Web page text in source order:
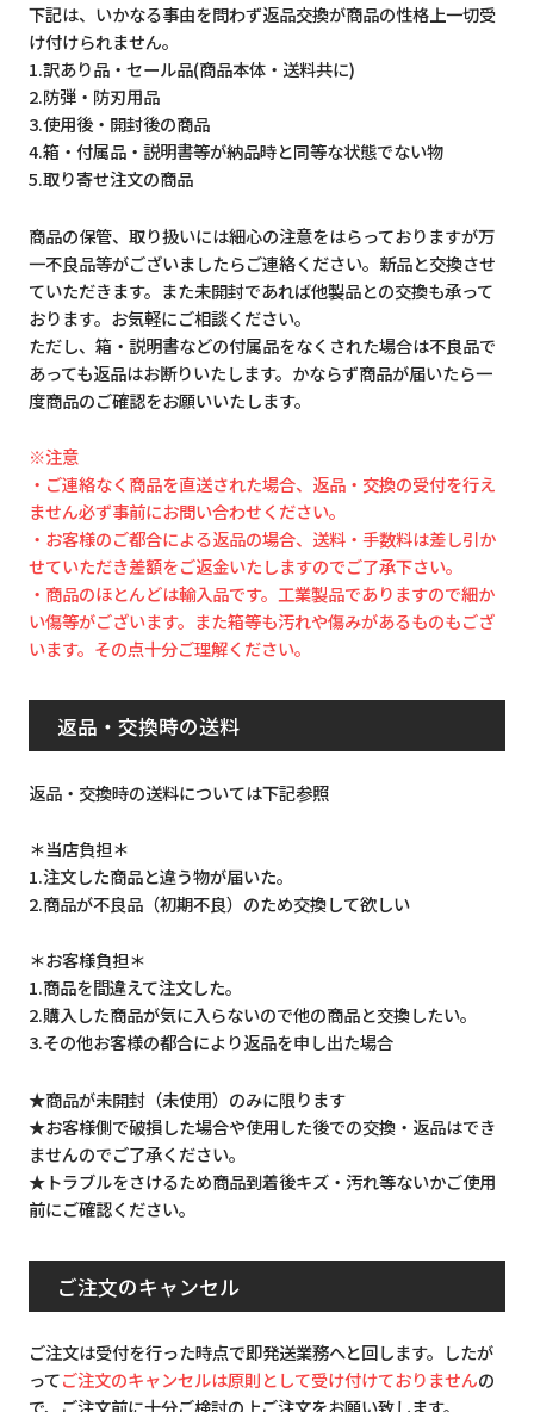
下記は、いかなる事由を問わず返品交換が商品の性格上一切受
け付けられません。
1.訳あり品・セール品(商品本体・送料共に)
2.防弾・防刃用品
3.使用後・開封後の商品
4.箱・付属品・説明書等が納品時と同等な状態でない物
5.取り寄せ注文の商品
商品の保管、取り扱いには細心の注意をはらっておりますが万
一不良品等がございましたらご連絡ください。新品と交換させ
ていただきます。また未開封であれば他製品との交換も承って
おります。お気軽にご相談ください。
ただし、箱・説明書などの付属品をなくされた場合は不良品で
あっても返品はお断りいたします。かならず商品が届いたら一
度商品のご確認をお願いいたします。
※注意
・ご連絡なく商品を直送された場合、返品・交換の受付を行え
ません必ず事前にお問い合わせください。
・お客様のご都合による返品の場合、送料・手数料は差し引か
せていただき差額をご返金いたしますのでご了承下さい。
・商品のほとんどは輸入品です。工業製品でありますので細か
い傷等がございます。また箱等も汚れや傷みがあるものもござ
います。その点十分ご理解ください。
返品・交換時の送料
返品・交換時の送料については下記参照
＊当店負担＊
1.注文した商品と違う物が届いた。
2.商品が不良品（初期不良）のため交換して欲しい
＊お客様負担＊
1.商品を間違えて注文した。
2.購入した商品が気に入らないので他の商品と交換したい。
3.その他お客様の都合により返品を申し出た場合
★商品が未開封（未使用）のみに限ります
★お客様側で破損した場合や使用した後での交換・返品はでき
ませんのでご了承ください。
★トラブルをさけるため商品到着後キズ・汚れ等ないかご使用
前にご確認ください。
ご注文のキャンセル
ご注文は受付を行った時点で即発送業務へと回します。したが
ってご注文のキャンセルは原則として受け付けておりませんの